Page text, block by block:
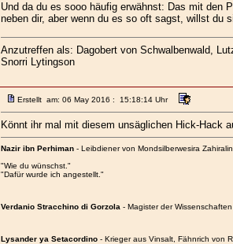
Und da du es sooo häufig erwähnst: Das mit den
neben dir, aber wenn du es so oft sagst, willst du
Anzutreffen als: Dagobert von Schwalbenwald,
Snorri Lytingson
Erstellt am: 06 May 2016 : 15:18:14 Uhr
Könnt ihr mal mit diesem unsäglichen Hick-Hack
Nazir ibn Perhiman- Leibdiener von Mondsilberwesira
"Wie du wünschst."
"Dafür wurde ich angestellt."
Verdanio Stracchino di Gorzola - Magister der
Lysander ya Setacordino- Krieger aus Vinsalt, Fähnrich von